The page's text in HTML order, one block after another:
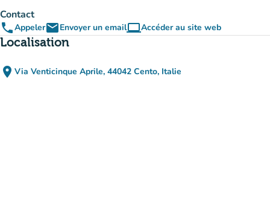
Contact
phoneAppeleremailEnvoyer un emailcomputerAccéder au site web
(nouvel onglet)
Localisation
place Via Venticinque Aprile, 44042 Cento, Italie
(ouvrir dans Google Maps)
(nouvel onglet)